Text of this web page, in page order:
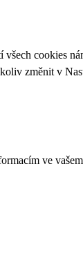
cookies
změnit v
ve